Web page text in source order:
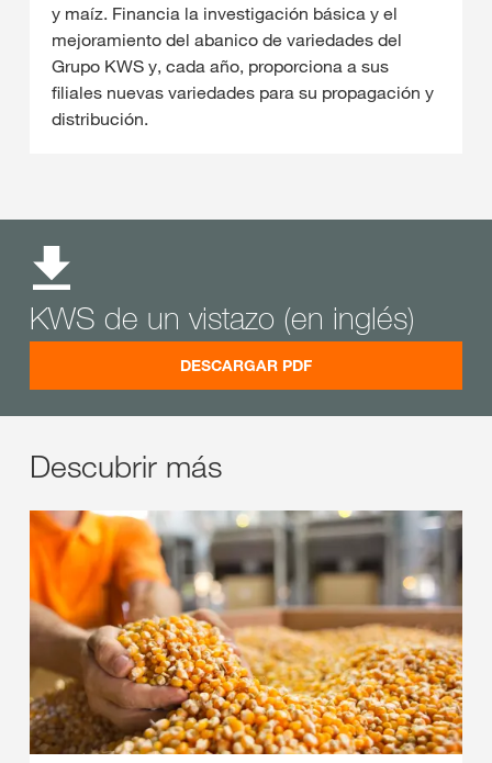
y maíz. Financia la investigación básica y el
mejoramiento del abanico de variedades del
Grupo KWS y, cada año, proporciona a sus
filiales nuevas variedades para su propagación y
distribución.
KWS de un vistazo (en inglés)
DESCARGAR PDF
Descubrir más